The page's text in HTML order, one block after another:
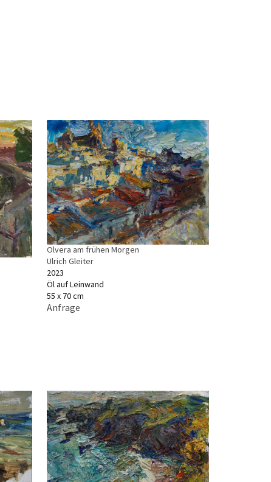
Olvera am frühen Morgen
Ulrich Gleiter
2023
Öl auf Leinwand
55 x 70 cm
Anfrage